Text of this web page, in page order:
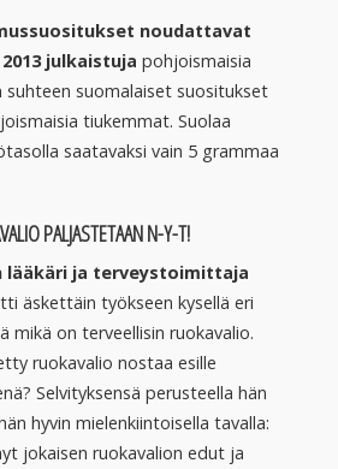
noudattavat
julkaistuja pohjoismaisia
suhteen suomalaiset suositukset
tiukemmat. Suolaa
saatavaksi vain 5 grammaa
PALJASTETAAN N-Y-T!
lääkäri ja terveystoimittaja
äskettäin työkseen kysellä eri
mikä on terveellisin ruokavalio.
ruokavalio nostaa esille
Selvityksensä perusteella hän
hyvin mielenkiintoisella tavalla:
jokaisen ruokavalion edut ja